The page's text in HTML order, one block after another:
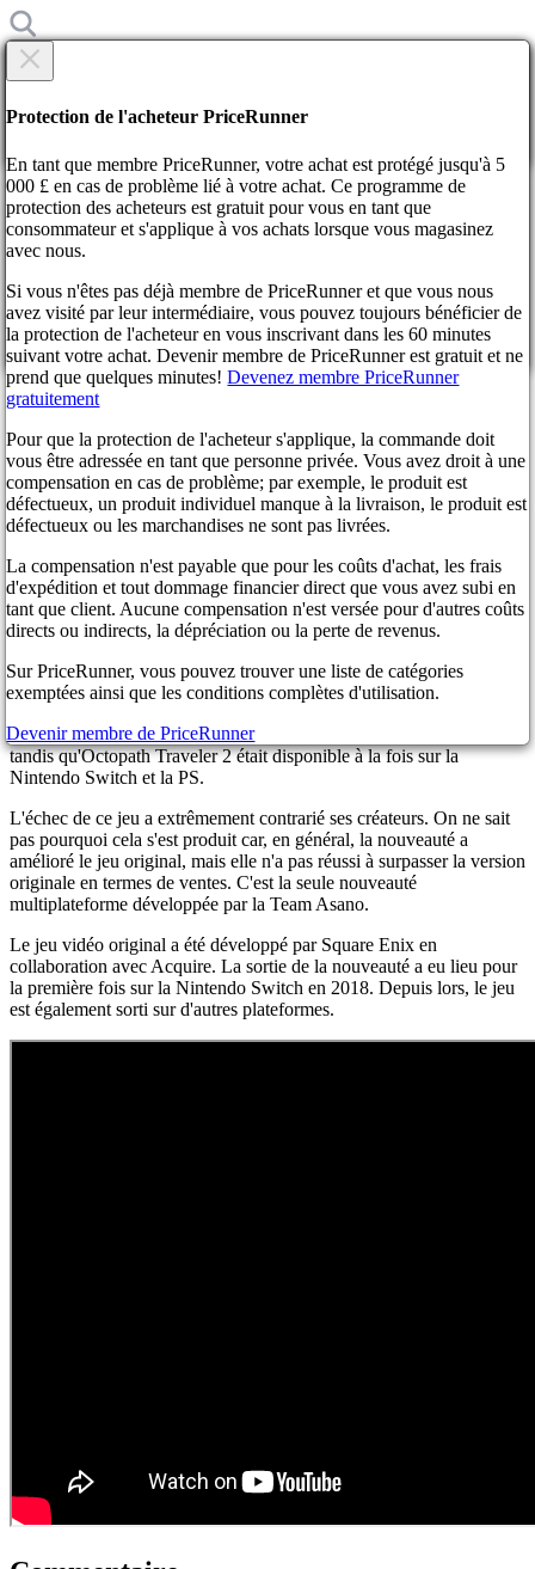
Accueil
Actualités
Octopath Traveler 2 déçoit les
joueurs japonais
Malheureusement, ce jeu vidéo a gagné peu de popularité au Japon.
Les chiffres des ventes au détail auraient pu être bien meilleurs.
Enix a eu lieu le mois précédent, le 24 février. La première semaine,
seuls 78 000 exemplaires de ce jeu ont été vendus sur PS4 et 5 et
Nintendo Switch. Le jeu vidéo a pris la deuxième place parmi les
sorties les plus infructueuses des nouveaux produits de Team Asano.
attribuée au jeu Live A Live, sorti l'année dernière. Seulement 71
000 exemplaires ont été vendus alors.
Cependant, le jeu de rôle n'est sorti que sur la Nintendo Switch,
tandis qu'Octopath Traveler 2 était disponible à la fois sur la
Nintendo Switch et la PS.
L'échec de ce jeu a extrêmement contrarié ses créateurs. On ne sait
pas pourquoi cela s'est produit car, en général, la nouveauté a
amélioré le jeu original, mais elle n'a pas réussi à surpasser la version
originale en termes de ventes. C'est la seule nouveauté
multiplateforme développée par la Team Asano.
Le jeu vidéo original a été développé par Square Enix en
collaboration avec Acquire. La sortie de la nouveauté a eu lieu pour
la première fois sur la Nintendo Switch en 2018. Depuis lors, le jeu
est également sorti sur d'autres plateformes.
×
Êtes-vous sûr?
En confirmant la livraison, vous acceptez que la commande a bien
été reçue. Cette action ne peut pas être annulée.
Oui, continuer! Retourner
Protection de l'acheteur PriceRunner
En tant que membre PriceRunner, votre achat est protégé jusqu'à 5
000 £ en cas de problème lié à votre achat. Ce programme de
protection des acheteurs est gratuit pour vous en tant que
consommateur et s'applique à vos achats lorsque vous magasinez
avec nous.
Si vous n'êtes pas déjà membre de PriceRunner et que vous nous
avez visité par leur intermédiaire, vous pouvez toujours bénéficier de
la protection de l'acheteur en vous inscrivant dans les 60 minutes
suivant votre achat. Devenir membre de PriceRunner est gratuit et ne
prend que quelques minutes!Devenez membre PriceRunner
gratuitement
Pour que la protection de l'acheteur s'applique, la commande doit
vous être adressée en tant que personne privée. Vous avez droit à une
compensation en cas de problème; par exemple, le produit est
défectueux, un produit individuel manque à la livraison, le produit est
défectueux ou les marchandises ne sont pas livrées.
La compensation n'est payable que pour les coûts d'achat, les frais
d'expédition et tout dommage financier direct que vous avez subi en
tant que client. Aucune compensation n'est versée pour d'autres coûts
directs ou indirects, la dépréciation ou la perte de revenus.
Sur PriceRunner, vous pouvez trouver une liste de catégories
exemptées ainsi que les conditions complètes d'utilisation.
Devenir membre de PriceRunner